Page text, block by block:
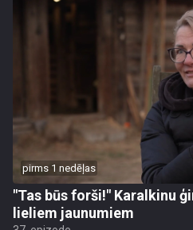
pirms 1 nedēļas
"Tas būs forši!" Karalkinu
lieliem jaunumiem